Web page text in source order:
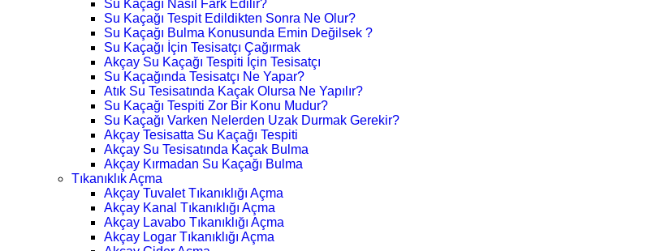
Su Kaçağı Nasıl Fark Edilir?
Su Kaçağı Tespit Edildikten Sonra Ne Olur?
Su Kaçağı Bulma Konusunda Emin Değilsek ?
Su Kaçağı İçin Tesisatçı Çağırmak
Akçay Su Kaçağı Tespiti İçin Tesisatçı
Su Kaçağında Tesisatçı Ne Yapar?
Atık Su Tesisatında Kaçak Olursa Ne Yapılır?
Su Kaçağı Tespiti Zor Bir Konu Mudur?
Su Kaçağı Varken Nelerden Uzak Durmak Gerekir?
Akçay Tesisatta Su Kaçağı Tespiti
Akçay Su Tesisatında Kaçak Bulma
Akçay Kırmadan Su Kaçağı Bulma
Tıkanıklık Açma
Akçay Tuvalet Tıkanıklığı Açma
Akçay Kanal Tıkanıklığı Açma
Akçay Lavabo Tıkanıklığı Açma
Akçay Logar Tıkanıklığı Açma